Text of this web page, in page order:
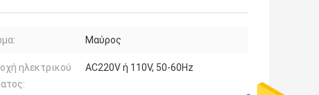
Μαύρος
ηλεκτρικού
AC220V ή 110V, 50-60Hz